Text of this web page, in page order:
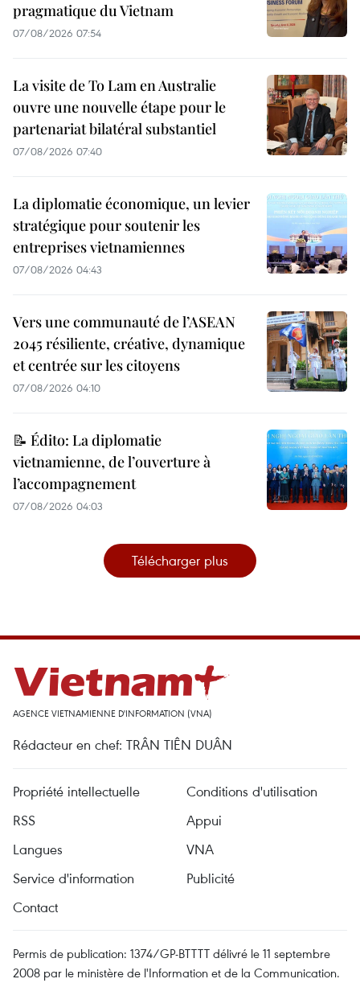
pragmatique du Vietnam
07/08/2026 07:54
La visite de To Lam en Australie
ouvre une nouvelle étape pour le
partenariat bilatéral substantiel
07/08/2026 07:40
La diplomatie économique, un levier
stratégique pour soutenir les
entreprises vietnamiennes
07/08/2026 04:43
Vers une communauté de l’ASEAN
2045 résiliente, créative, dynamique
et centrée sur les citoyens
07/08/2026 04:10
📝 Édito: La diplomatie
vietnamienne, de l’ouverture à
l’accompagnement
07/08/2026 04:03
Télécharger plus
AGENCE VIETNAMIENNE D'INFORMATION (VNA)
Rédacteur en chef: TRÂN TIÊN DUÂN
Propriété intellectuelle
Conditions d'utilisation
RSS
Appui
Langues
VNA
Service d'information
Publicité
Contact
Permis de publication: 1374/GP-BTTTT délivré le 11 septembre
2008 par le ministère de l'Information et de la Communication.